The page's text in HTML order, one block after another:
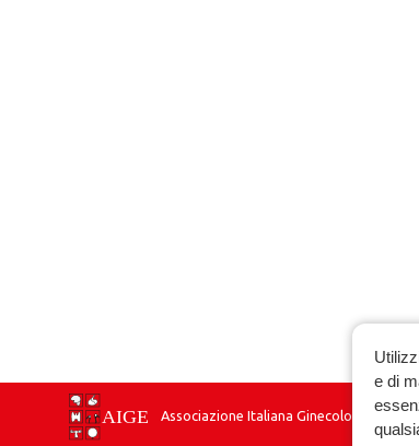
Associazione Italiana Ginecologia
e di